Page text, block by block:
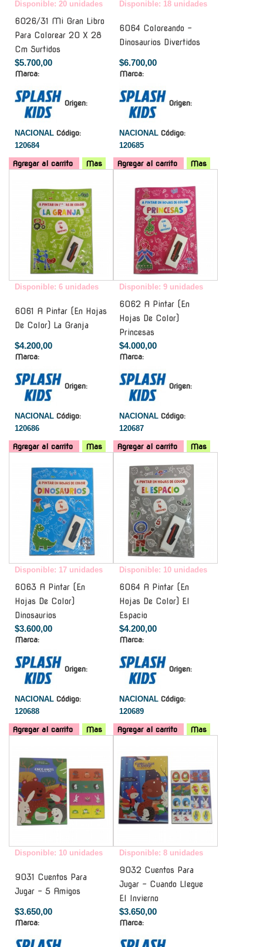
Disponible: 20 unidades
6026/31 Mi Gran Libro
Para Colorear 20 X 28
Cm Surtidos
$5.700,00
Marca:
Origen:
NACIONAL Código:
120684
Agregar al carrito Mas
Disponible: 18 unidades
6064 Coloreando -
Dinosaurios Divertidos
$6.700,00
Marca:
Origen:
NACIONAL Código:
120685
Agregar al carrito
Mas
Disponible: 6 unidades
6061 A Pintar (En Hojas
De Color) La Granja
$4.200,00
Marca:
Origen:
NACIONAL Código:
120686
Agregar al carrito Mas
Disponible: 9 unidades
6062 A Pintar (En
Hojas De Color)
Princesas
$4.000,00
Marca:
Origen:
NACIONAL Código:
120687
Agregar al carrito
Mas
Disponible: 17 unidades
6063 A Pintar (En
Hojas De Color)
Dinosaurios
$3.600,00
Marca:
Origen:
NACIONAL Código:
120688
Agregar al carrito Mas
Disponible: 10 unidades
6064 A Pintar (En
Hojas De Color) El
Espacio
$4.200,00
Marca:
Origen:
NACIONAL Código:
120689
Agregar al carrito
Mas
Disponible: 10 unidades
9031 Cuentos Para
Jugar - 5 Amigos
$3.650,00
Marca:
Disponible: 8 unidades
9032 Cuentos Para
Jugar - Cuando Llegue
El Invierno
$3.650,00
Marca: